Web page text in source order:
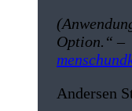
Option.“ –
Andersen